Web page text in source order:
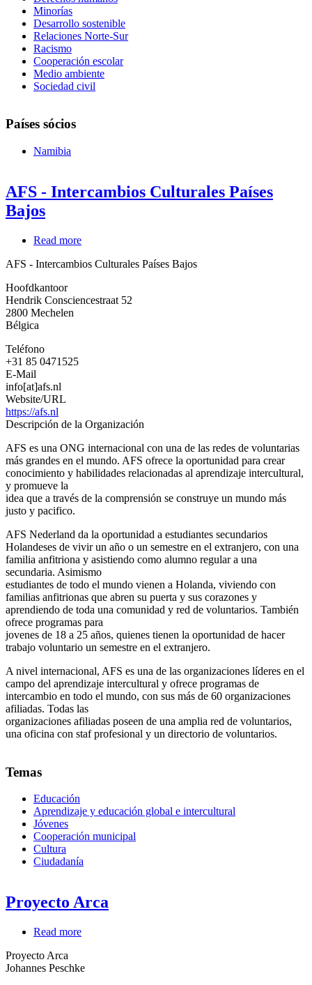
Minorías
Desarrollo sostenible
Relaciones Norte-Sur
Racismo
Cooperación escolar
Medio ambiente
Sociedad civil
Países sócios
Namibia
AFS - Intercambios Culturales Países
Bajos
Read more
-
Países
AFS - Intercambios Culturales Países Bajos
Hoofdkantoor
Hendrik Consciencestraat 52
2800 Mechelen
Bélgica
Teléfono
+31 85 0471525
E-Mail
info[at]afs.nl
Website/URL
https://afs.nl
Descripción de la Organización
AFS es una ONG internacional con una de las redes de voluntarias
más grandes en el mundo. AFS ofrece la oportunidad para crear
conocimiento y habilidades relacionadas al aprendizaje intercultural,
y promueve la
idea que a través de la comprensión se construye un mundo más
justo y pacifico.
AFS Nederland da la oportunidad a estudiantes secundarios
Holandeses de vivir un año o un semestre en el extranjero, con una
familia anfitriona y asistiendo como alumno regular a una
secundaria. Asimismo
estudiantes de todo el mundo vienen a Holanda, viviendo con
familias anfitrionas que abren su puerta y sus corazones y
aprendiendo de toda una comunidad y red de voluntarios. También
ofrece programas para
jovenes de 18 a 25 años, quienes tienen la oportunidad de hacer
trabajo voluntario un semestre en el extranjero.
A nivel internacional, AFS es una de las organizaciones líderes en el
campo del aprendizaje intercultural y ofrece programas de
intercambio en todo el mundo, con sus más de 60 organizaciones
afiliadas. Todas las
organizaciones afiliadas poseen de una amplia red de voluntarios,
una oficina con staf profesional y un directorio de voluntarios.
Temas
Educación
Aprendizaje y educación global e intercultural
Jóvenes
Cooperación municipal
Cultura
Ciudadanía
Proyecto Arca
Read more
Proyecto Arca
Johannes Peschke